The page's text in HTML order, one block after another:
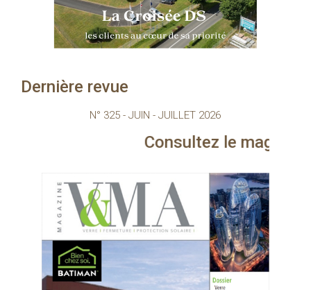
Dernière revue
N° 325 - JUIN - JUILLET 2026
Consultez le magazine